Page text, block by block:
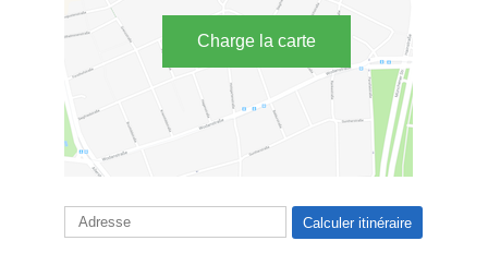
Charge la carte